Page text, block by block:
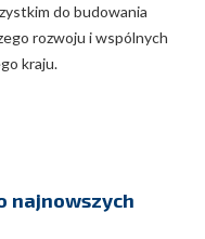
do budowania
rozwoju i wspólnych
kraju.
najnowszych